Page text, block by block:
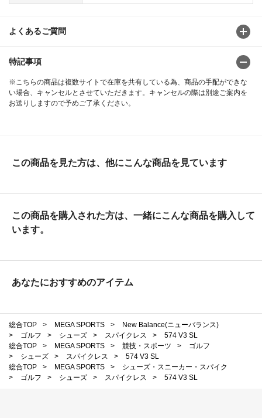
よくあるご質問
特記事項
※こちらの商品は複数サイトで在庫を共有している為、商品の手配ができな
い場合、キャンセルとさせていただきます。キャンセルの際は別途ご案内を
お送りしますので予めご了承ください。
この商品を見た方は、他にこんな商品を見ています
この商品を購入された方は、一緒にこんな商品を購入して
います。
あなたにおすすめのアイテム
総合TOP > MEGA SPORTS >
New Balance(ニューバランス)
>
ゴルフ > シューズ > スパイクレス >
574 V3 SL
総合TOP
> MEGA SPORTS > 競技・スポーツ >
ゴルフ
>
シューズ > スパイクレス >
574 V3 SL
総合TOP
> MEGA SPORTS >
シューズ・スニーカー・スパイク
>
ゴルフ > シューズ > スパイクレス > 574 V3 SL